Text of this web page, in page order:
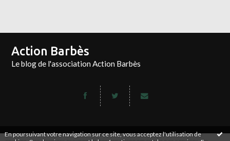
En poursuivant votre navigation sur ce site, vous acceptez l'utilisation de
Action Barbès
Le blog de l'association Action Barbès